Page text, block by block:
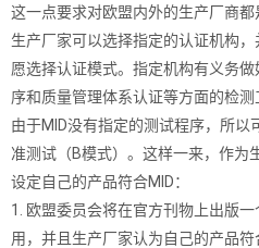
这一点要求对欧盟内外的生产厂商都
生产厂家可以选择指定的认证机构
愿选择认证模式。指定机构有义务
序和质量管理体系认证等方面的检测
由于MID没有指定的测试程序，所以
准测试（B模式）。这样一来，作为
设定自己的产品符合MID：
1. 欧盟委员会将在官方刊物上出版
用，并且生产厂家认为自己的产品符